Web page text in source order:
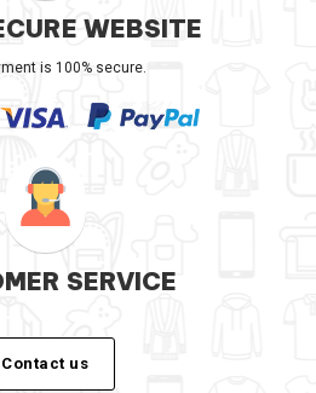
WEBSITE
is 100% secure.
SERVICE
Contact us